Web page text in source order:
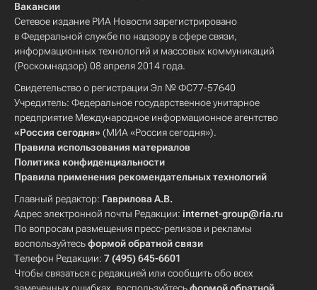
Вакансии
Сетевое издание РИА Новости зарегистрировано
в Федеральной службе по надзору в сфере связи,
информационных технологий и массовых коммуникаций
(Роскомнадзор) 08 апреля 2014 года.
Свидетельство о регистрации Эл № ФС77-57640
Учредитель: Федеральное государственное унитарное
предприятие Международное информационное агентство
«Россия сегодня» (МИА «Россия сегодня»).
Правила использования материалов
Политика конфиденциальности
Правила применения рекомендательных технологий
Главный редактор: Гаврилова А.В.
Адрес электронной почты Редакции: internet-group@ria.ru
По вопросам размещения пресс-релизов и рекламы
воспользуйтесьформой обратной связи
Телефон Редакции: 7 (495) 645-6601
Чтобы связаться с редакцией или сообщить обо всех